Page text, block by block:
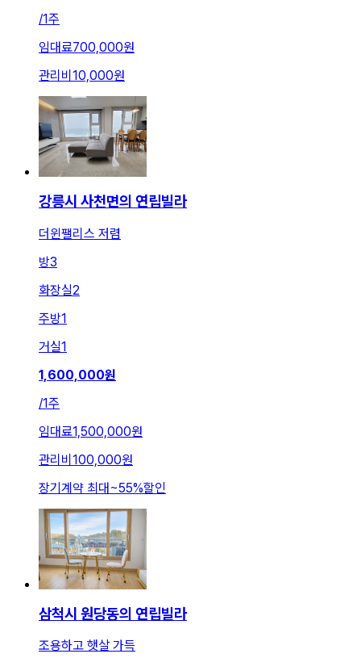
/1주
임대료700,000원
관리비 10,000원
강릉시 사천면의 연립빌라
더윈팰리스 저렴
방3
화장실2
주방1
거실1
1,600,000원
/1주
임대료1,500,000원
관리비 100,000원
장기계약 최대~55%할인
삼척시 원당동의 연립빌라
조용하고 햇살 가득